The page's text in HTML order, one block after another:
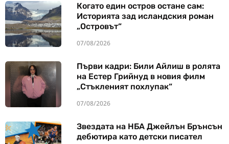
Когато един остров остане сам:
Историята зад исландския роман
„Островът“
07/08/2026
Първи кадри: Били Айлиш в ролята
на Естер Грийнуд в новия филм
„Стъкленият похлупак“
07/08/2026
Звездата на НБА Джейлън Брънсън
дебютира като детски писател